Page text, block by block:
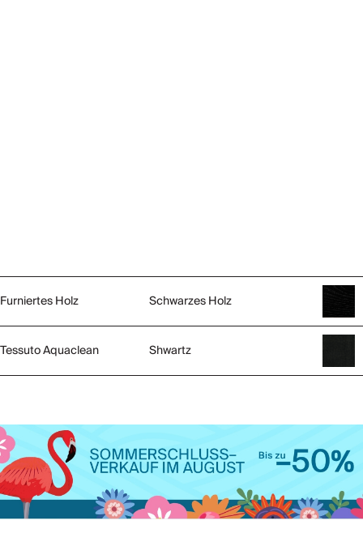
Furniertes Holz Schwarzes Holz
Tessuto Aquaclean Shwartz